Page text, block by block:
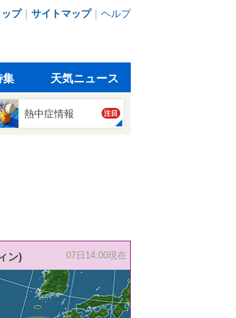
プ｜ サイトマップ｜ ヘルプ
集 天気ニュース
熱中症情報 注目
ン) 07日14:00現在